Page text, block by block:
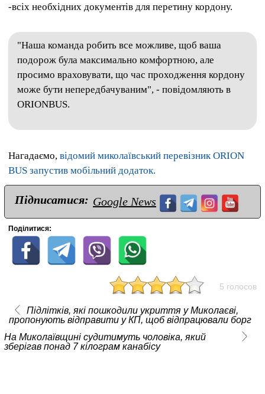
-всіх необхідних документів для перетину кордону.
"Наша команда робить все можливе, щоб ваша
подорож була максимально комфортною, але
просимо враховувати, що час проходження кордону
може бути непередбачуваним", - повідомляють в
ORIONBUS.
Нагадаємо, відомий миколаївський перевізник ORION
BUS запустив мобільний додаток.
Підписатися: Google News
Поділитися:
5 голосов
Підлітків, які пошкодили укриття у Миколаєві,
пропонують відправити у КП, щоб відпрацювали борг
На Миколаївщині судитимуть чоловіка, який
зберігав понад 7 кілограм канабісу